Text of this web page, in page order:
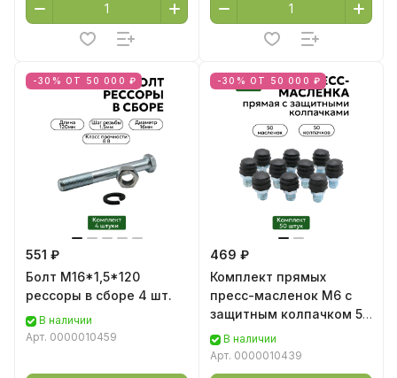
-30% ОТ 50 000 ₽
551 ₽
Болт М16*1,5*120
рессоры в сборе 4 шт.
В наличии
Арт. 0000010459
-30% ОТ 50 000 ₽
469 ₽
Комплект прямых
пресс-масленок М6 с
защитным колпачком 50
штВ наличии
Арт. 0000010439